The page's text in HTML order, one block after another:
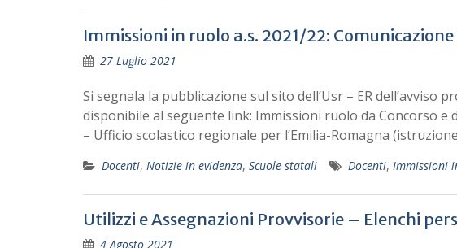
Immissioni in ruolo a.s. 2021/22:
27 Luglio 2021
Si segnala la pubblicazione sul sito dell’Usr – ER dell’avviso
disponibile al seguente link: Immissioni ruolo da Concorso e
– Ufficio scolastico regionale per l’Emilia-Romagna
Docenti, Notizie in evidenza, Scuole statali Docenti, Immissioni
Utilizzi e Assegnazioni Provvisorie – Elenchi
4 Agosto 2021